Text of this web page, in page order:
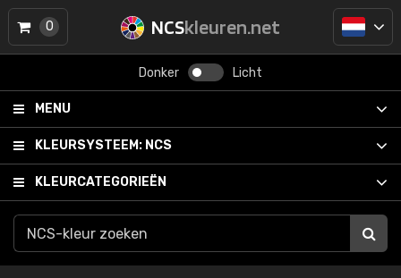
NCSkleuren.net
Donker Licht
MENU
KLEURSYSTEEM: NCS
KLEURCATEGORIEËN
0